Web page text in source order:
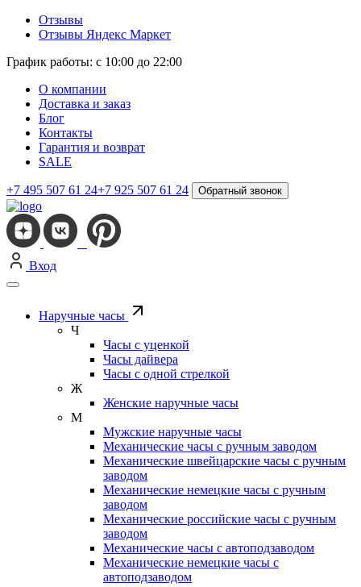
Отзывы
Отзывы Яндекс Маркет
График работы: с 10:00 до 22:00
О компании
Доставка и заказ
Блог
Контакты
Гарантия и возврат
SALE
+7 495 507 61 24+7 925 507 61 24 Обратный звонок
Вход
Наручные часы
Ч
Часы с уценкой
Часы дайвера
Часы с одной стрелкой
Ж
Женские наручные часы
М
Мужские наручные часы
Механические часы с ручным заводом
Механические швейцарские часы с ручным
заводом
Механические немецкие часы с ручным
заводом
Механические российские часы с ручным
заводом
Механические часы с автоподзаводом
Механические немецкие часы с
автоподзаводом